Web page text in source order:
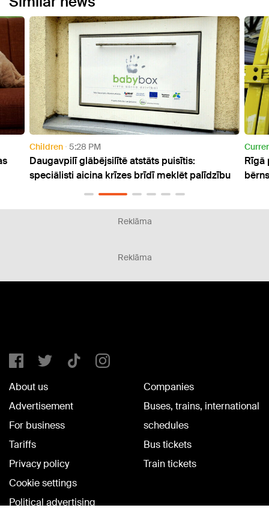
Current 1:49 PM
Rīgā pa ceturtā stāva logu izkritis četrgadīgs
bērns
Reklāma
Reklāma
About us
Advertisement
For business
Tariffs
Privacy policy
Cookie settings
Political advertising
Companies
Buses, trains, international
schedules
Bus tickets
Train tickets